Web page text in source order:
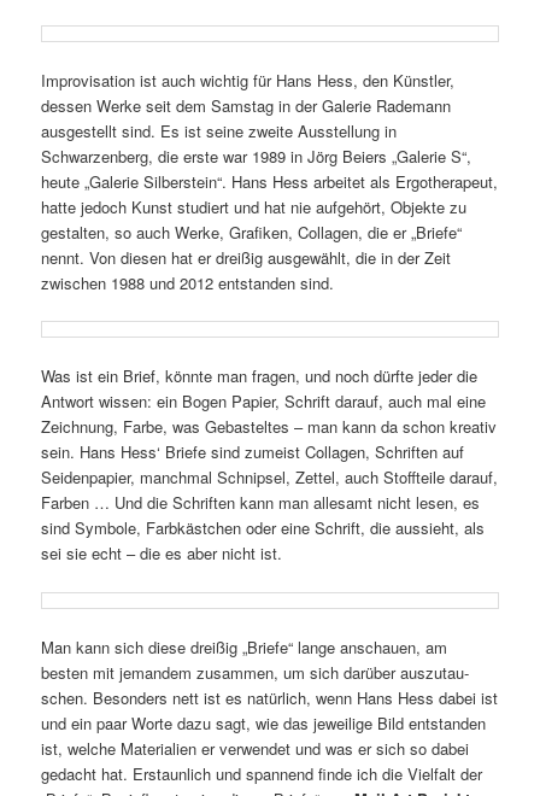
Improvisation ist auch wichtig für Hans Hess, den Künstler,
dessen Werke seit dem Samstag in der Galerie Rademann
ausge­stellt sind. Es ist seine zweite Ausstellung in
Schwarzenberg, die erste war 1989 in Jörg Beiers „Galerie S“,
heute „Galerie Silberstein“. Hans Hess arbeitet als Ergotherapeut,
hatte jedoch Kunst studiert und hat nie aufge­hört, Objekte zu
gestalten, so auch Werke, Grafiken, Collagen, die er „Briefe“
nennt. Von diesen hat er dreißig ausge­wählt, die in der Zeit
zwischen 1988 und 2012 entstanden sind.
Was ist ein Brief, könnte man fragen, und noch dürfte jeder die
Antwort wissen: ein Bogen Papier, Schrift darauf, auch mal eine
Zeichnung, Farbe, was Gebasteltes – man kann da schon kreativ
sein. Hans Hess‘ Briefe sind zumeist Collagen, Schriften auf
Seidenpapier, manchmal Schnipsel, Zettel, auch Stoffteile darauf,
Farben … Und die Schriften kann man alle­samt nicht lesen, es
sind Symbole, Farbkästchen oder eine Schrift, die aussieht, als
sei sie echt – die es aber nicht ist.
Man kann sich diese dreißig „Briefe“ lange anschauen, am
besten mit jemandem zusammen, um sich darüber auszu­tau­
schen. Besonders nett ist es natür­lich, wenn Hans Hess dabei ist
und ein paar Worte dazu sagt, wie das jewei­lige Bild entstanden
ist, welche Materialien er verwendet und was er sich so dabei
gedacht hat. Erstaunlich und span­nend finde ich die Vielfalt der